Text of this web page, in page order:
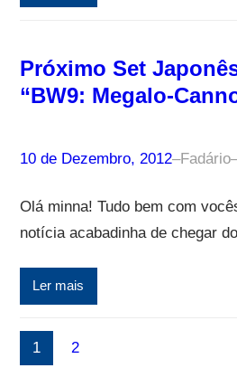
Próximo Set
“BW9: Megalo-
10 de Dezembro, 2012–Fadário
Olá minna! Tudo bem com
notícia acabadinha de chegar
Ler mais
1 2